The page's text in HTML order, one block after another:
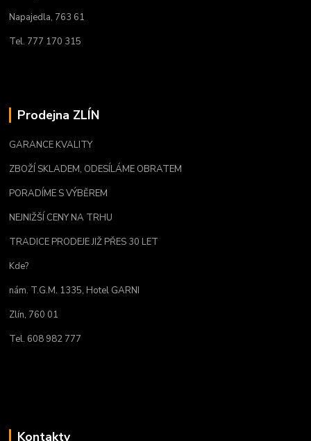
Napajedla, 763 61
Tel. 777 170 315
Prodejna ZLÍN
GARANCE KVALITY
ZBOŽÍ SKLADEM, ODESÍLÁME OBRATEM
PORADÍME S VÝBĚREM
NEJNIŽŠÍ CENY NA TRHU
TRADICE PRODEJE JIŽ PŘES 30 LET
Kde?
nám. T.G.M. 1335, Hotel GARNI
Zlín, 760 01
Tel. 608 982 777
Kontakty